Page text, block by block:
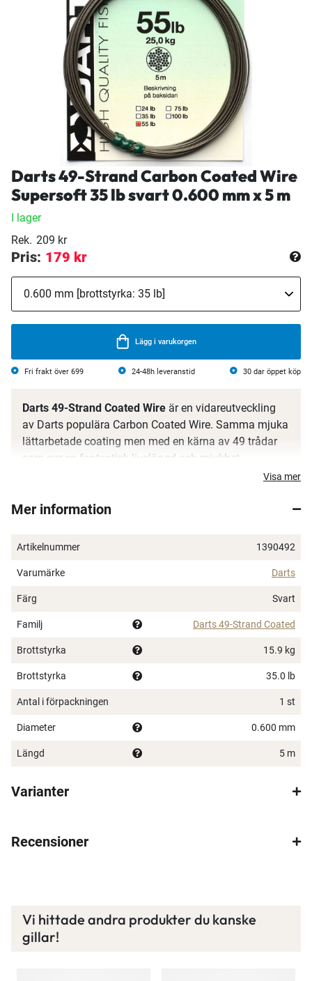
Darts 49-Strand Carbon Coated Wire
Supersoft 35 lb svart 0.600 mm x 5 m
I lager
Rek. 209 kr
Pris: 179 kr
Lägg i varukorgen
Fri frakt över 699 24-48h leveranstid 30 dar öppet köp
Darts 49-Strand Coated Wire är en vidareutveckling
av Darts populära Carbon Coated Wire. Samma mjuka
lättarbetade coating men med en kärna av 49 trådar
som ger en fantastisk livslängd och mjukhet.
Går utmärkt att smälta ihop, låsa med wirelås eller
knyta.
Visa mer
Mer information
Artikelnummer 1390492
Varumärke Darts
Färg Svart
Familj Darts 49-Strand Coated
Brottstyrka 15.9 kg
Brottstyrka 35.0 lb
Antal i förpackningen 1 st
Diameter 0.600 mm
Längd 5 m
Varianter
Recensioner
Vi hittade andra produkter du kanske
gillar!